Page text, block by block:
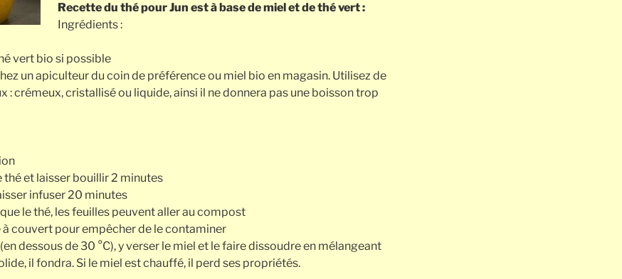
Recette du thé pour Jun est à base de miel et de thé vert :
Ingrédients :
vert bio si possible
un apiculteur du coin de préférence ou miel bio en magasin. Utilisez de
: crémeux, cristallisé ou liquide, ainsi il ne donnera pas une boisson trop
thé et laisser bouillir 2 minutes
infuser 20 minutes
le thé, les feuilles peuvent aller au compost
à couvert pour empêcher de le contaminer
dessous de 30 °C), y verser le miel et le faire dissoudre en mélangeant
il fondra. Si le miel est chauffé, il perd ses propriétés.